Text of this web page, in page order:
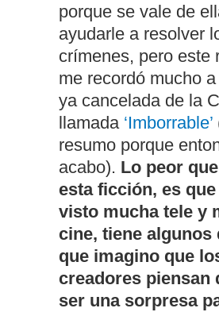
porque se vale de
ayudarle a resolver
crímenes, pero este
me recordó mucho
ya cancelada de la
llamada ‘Imborrable’
resumo porque
acabo). Lo peor
esta ficción, es
visto mucha tele y
cine, tiene algunos
que imagino que
creadores piensan
ser una sorpresa